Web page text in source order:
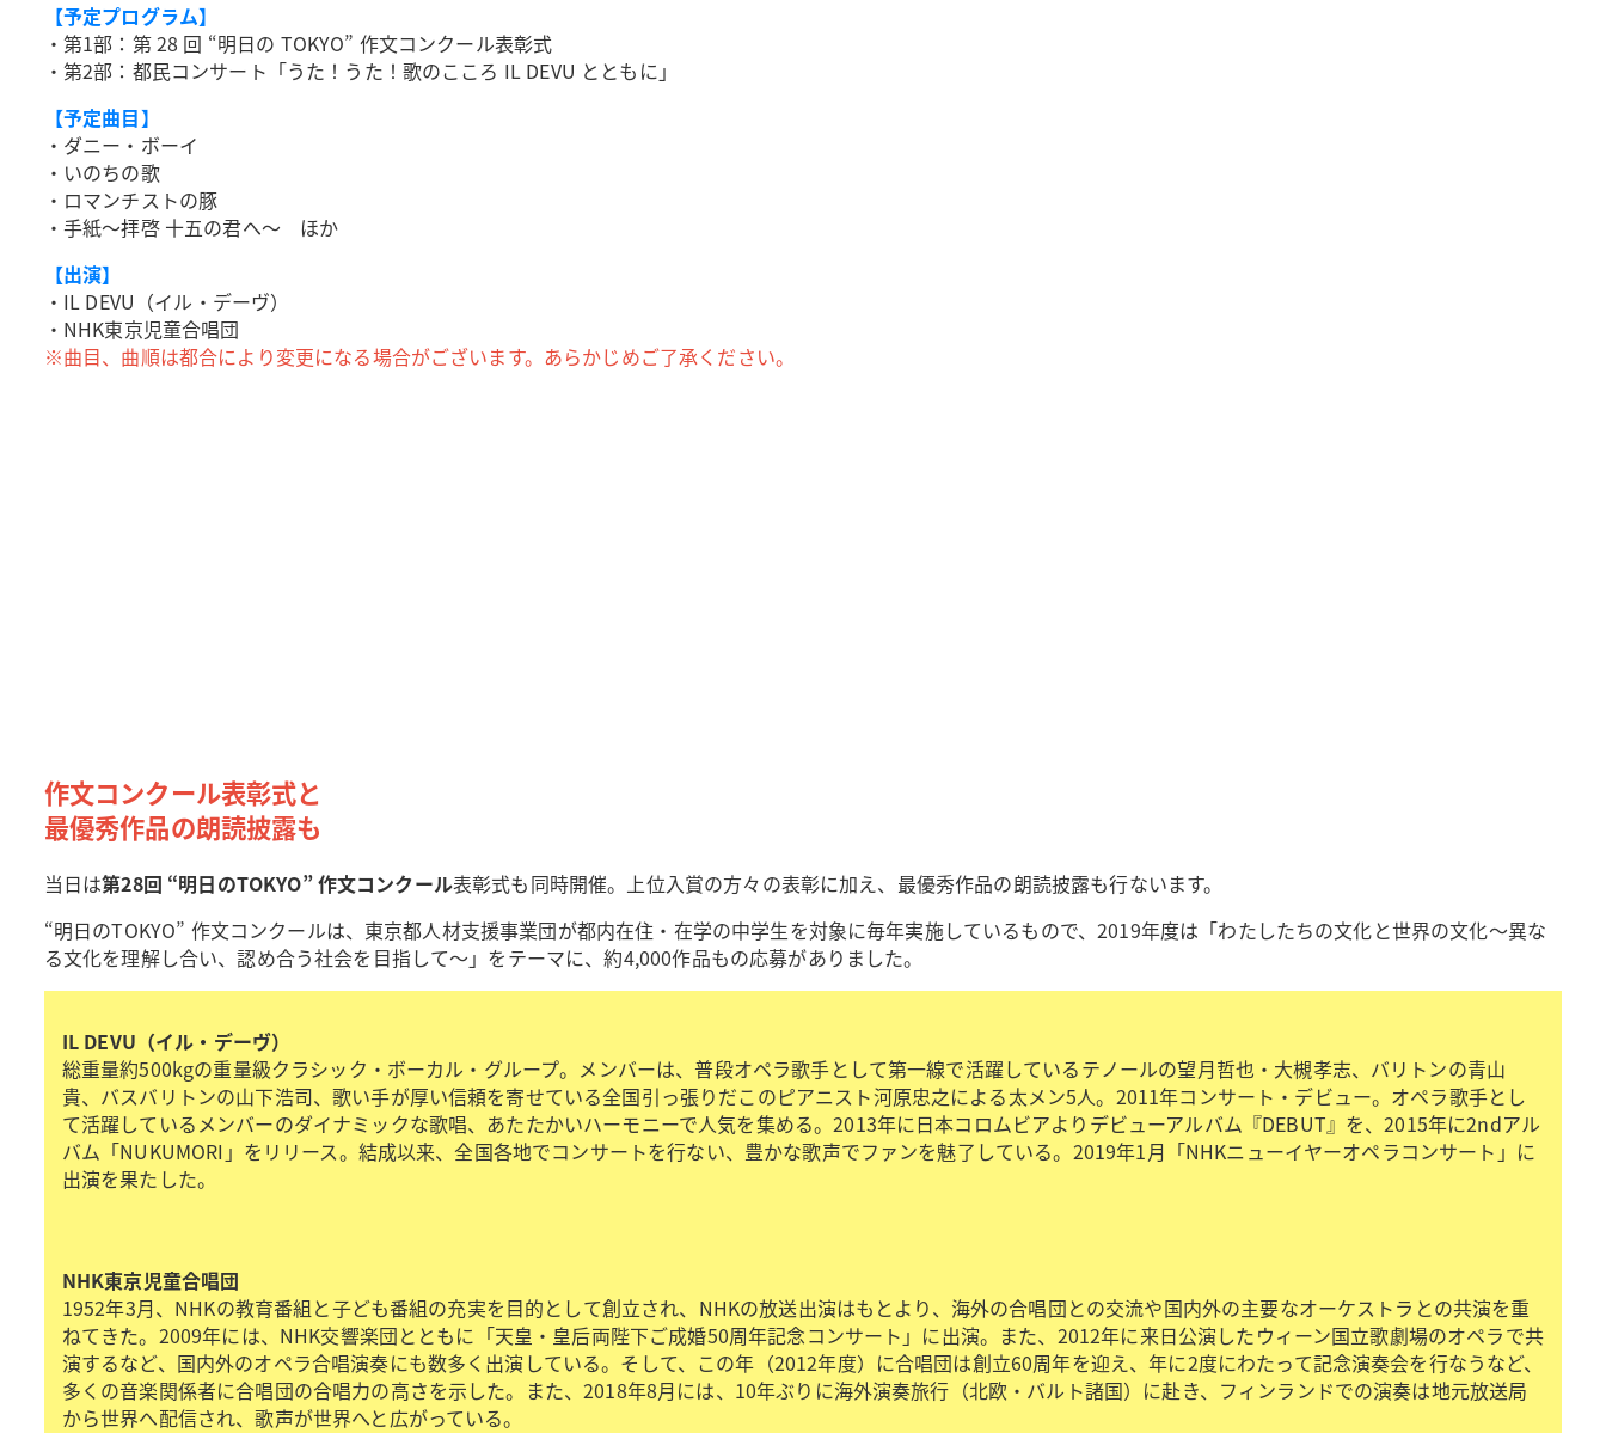
【予定プログラム】
・第1部：第 28 回 “明日の TOKYO” 作文コンクール表彰式
・第2部：都民コンサート「うた！うた！歌のこころ IL DEVU とともに」
【予定曲目】
・ダニー・ボーイ
・いのちの歌
・ロマンチストの豚
・手紙～拝啓 十五の君へ～ ほか
【出演】
・IL DEVU（イル・デーヴ）
・NHK東京児童合唱団
※曲目、曲順は都合により変更になる場合がございます。あらかじめご了承ください。
作文コンクール表彰式と
最優秀作品の朗読披露も
当日は第28回 “明日のTOKYO” 作文コンクール表彰式も同時開催。上位入賞の方々の表彰に加え、最優秀作品の朗読披露も行ないます。
“明日のTOKYO” 作文コンクールは、東京都人材支援事業団が都内在住・在学の中学生を対象に毎年実施しているもので、2019年度は「わたしたちの文化と世界の文化～異な
る文化を理解し合い、認め合う社会を目指して～」をテーマに、約4,000作品もの応募がありました。
IL DEVU（イル・デーヴ）
総重量約500kgの重量級クラシック・ボーカル・グループ。メンバーは、普段オペラ歌手として第一線で活躍しているテノールの望月哲也・大槻孝志、バリトンの青山
貴、バスバリトンの山下浩司、歌い手が厚い信頼を寄せている全国引っ張りだこのピアニスト河原忠之による太メン5人。2011年コンサート・デビュー。オペラ歌手とし
て活躍しているメンバーのダイナミックな歌唱、あたたかいハーモニーで人気を集める。2013年に日本コロムビアよりデビューアルバム『DEBUT』を、2015年に2ndアル
バム「NUKUMORI」をリリース。結成以来、全国各地でコンサートを行ない、豊かな歌声でファンを魅了している。2019年1月「NHKニューイヤーオペラコンサート」に
出演を果たした。
NHK東京児童合唱団
1952年3月、NHKの教育番組と子ども番組の充実を目的として創立され、NHKの放送出演はもとより、海外の合唱団との交流や国内外の主要なオーケストラとの共演を重
ねてきた。2009年には、NHK交響楽団とともに「天皇・皇后両陛下ご成婚50周年記念コンサート」に出演。また、2012年に来日公演したウィーン国立歌劇場のオペラで共
演するなど、国内外のオペラ合唱演奏にも数多く出演している。そして、この年（2012年度）に合唱団は創立60周年を迎え、年に2度にわたって記念演奏会を行なうなど、
多くの音楽関係者に合唱団の合唱力の高さを示した。また、2018年8月には、10年ぶりに海外演奏旅行（北欧・バルト諸国）に赴き、フィンランドでの演奏は地元放送局
から世界へ配信され、歌声が世界へと広がっている。